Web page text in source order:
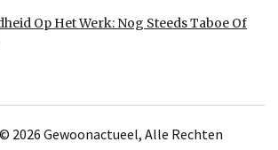
Op Het Werk: Nog Steeds Taboe Of
2026 Gewoonactueel, Alle Rechten